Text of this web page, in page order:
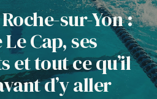
sur-Yon :
Cap, ses
et tout ce qu’il
d’y aller